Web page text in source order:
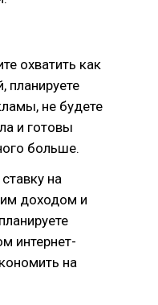
охватить как
планируете
не будете
и готовы
больше.
на
доходом и
интернет-
на